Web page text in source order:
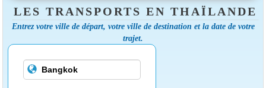
LES TRANSPORTS EN THAÏLANDE
Entrez votre ville de départ, votre ville de destination et la date de votre
trajet.